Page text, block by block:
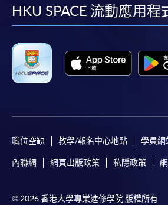
Mastercard卡」）繳付學費。
月免息分期付款優惠，必須親臨本
學中心作付款安排。
-短期課程
個別學歷頒授課程
facebook
HKU SPACE 流動應用程
職位空缺 教學/報名中心地點 學員網
內聯網 網頁出版政策 私隱政策
© 2026 香港大學專業進修學院 版權所有